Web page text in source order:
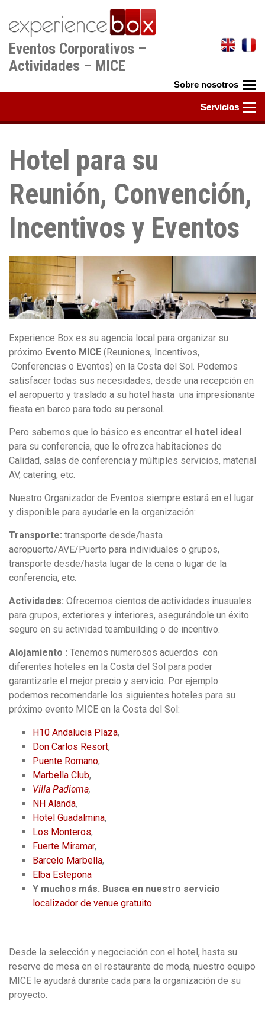
contenido
principal
Eventos Corporativos –
Actividades – MICE
Hotel para su
Reunión, Convención,
Incentivos y Eventos
Experience Box es su agencia local para organizar su
próximo Evento MICE (Reuniones, Incentivos,
Conferencias o Eventos) en la Costa del Sol. Podemos
satisfacer todas sus necesidades, desde una recepción en
el aeropuerto y traslado a su hotel hasta una impresionante
fiesta en barco para todo su personal.
Pero sabemos que lo básico es encontrar el hotel ideal
para su conferencia, que le ofrezca habitaciones de
Calidad, salas de conferencia y múltiples servicios, material
AV, catering, etc.
Nuestro Organizador de Eventos siempre estará en el lugar
y disponible para ayudarle en la organización:
Transporte: transporte desde/hasta
aeropuerto/AVE/Puerto para individuales o grupos,
transporte desde/hasta lugar de la cena o lugar de la
conferencia, etc.
Actividades: Ofrecemos cientos de actividades inusuales
para grupos, exteriores y interiores, asegurándole un éxito
seguro en su actividad teambuilding o de incentivo.
Alojamiento : Tenemos numerosos acuerdos con
diferentes hoteles en la Costa del Sol para poder
garantizarle el mejor precio y servicio. Por ejemplo
podemos recomendarle los siguientes hoteles para su
próximo evento MICE en la Costa del Sol:
H10 Andalucia Plaza,
Don Carlos Resort,
Puente Romano,
Marbella Club,
Villa Padierna,
NH Alanda,
Hotel Guadalmina,
Los Monteros,
Fuerte Miramar,
Barcelo Marbella,
Elba Estepona
Y muchos más. Busca en nuestro servicio
localizador de venue gratuito.
Desde la selección y negociación con el hotel, hasta su
reserve de mesa en el restaurante de moda, nuestro equipo
MICE le ayudará durante cada para la organización de su
proyecto.